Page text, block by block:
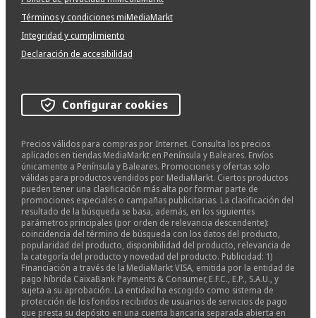
Términos y condiciones miMediaMarkt
Integridad y cumplimiento
Declaración de accesibilidad
Configurar cookies
Precios válidos para compras por Internet. Consulta los precios
aplicados en tiendas MediaMarkt en Península y Baleares. Envíos
únicamente a Península y Baleares. Promociones y ofertas solo
válidas para productos vendidos por MediaMarkt. Ciertos productos
pueden tener una clasificación más alta por formar parte de
promociones especiales o campañas publicitarias. La clasificación del
resultado de la búsqueda se basa, además, en los siguientes
parámetros principales (por orden de relevancia descendente):
coincidencia del término de búsqueda con los datos del producto,
popularidad del producto, disponibilidad del producto, relevancia de
la categoría del producto y novedad del producto. Publicidad: 1)
Financiación a través de la MediaMarkt VISA, emitida por la entidad de
pago híbrida CaixaBank Payments & Consumer, E.F.C., E.P., S.A.U., y
sujeta a su aprobación. La entidad ha escogido como sistema de
protección de los fondos recibidos de usuarios de servicios de pago
que presta su depósito en una cuenta bancaria separada abierta en